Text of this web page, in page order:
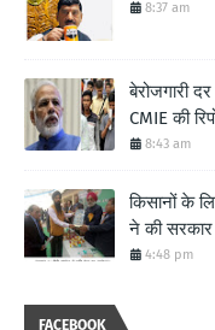
8:37 am
बेरोजगारी
CMIE की
8:43 am
किसानों के
ने की सरकार
4:48 pm
FACEBOOK